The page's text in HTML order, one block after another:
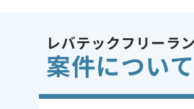
DB
OS
iOS , Android
クラウド
AWS
レバテックフリーラ
案件について